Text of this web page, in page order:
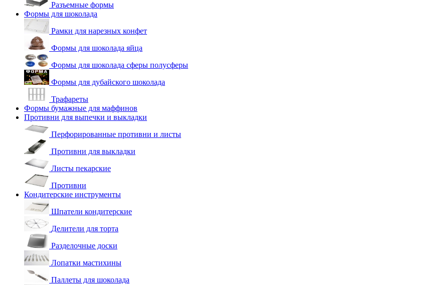
Разъемные формы
Формы для шоколада
Рамки для нарезных конфет
Формы для шоколада яйца
Формы для шоколада сферы полусферы
Формы для дубайского шоколада
Трафареты
Формы бумажные для маффинов
Противни для выпечки и выкладки
Перфорированные противни и листы
Противни для выкладки
Листы пекарские
Противни
Кондитерские инструменты
Шпатели кондитерские
Делители для торта
Разделочные доски
Лопатки мастихины
Паллеты для шоколада